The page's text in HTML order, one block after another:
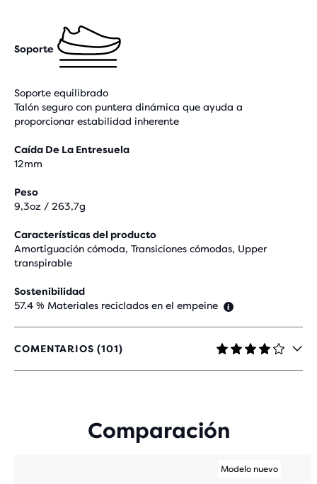
Soporte
Soporte equilibrado
Talón seguro con puntera dinámica que ayuda a
proporcionar estabilidad inherente
Caída De La Entresuela
12mm
Peso
9,3oz / 263,7g
Características del producto
Amortiguación cómoda, Transiciones cómodas, Upper
transpirable
Sostenibilidad
57.4 % Materiales reciclados en el empeine
COMENTARIOS (101)
4,2
DE
EVALUACIONESComparación
Modelo nuevo